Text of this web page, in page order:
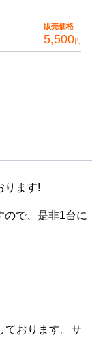
販売価格
5,500円
ります!
ので、是非1台に
おります。サ